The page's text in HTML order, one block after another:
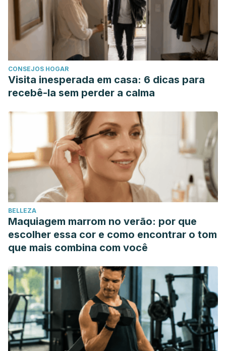
CONSEJOS HOGAR
Visita inesperada em casa: 6 dicas para
recebê-la sem perder a calma
BELLEZA
Maquiagem marrom no verão: por que
escolher essa cor e como encontrar o tom
que mais combina com você